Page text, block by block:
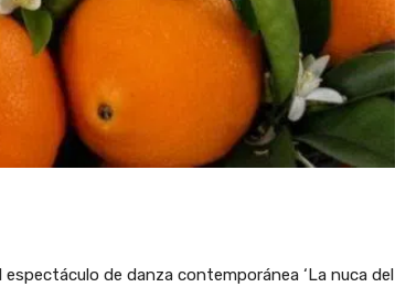
de danza contemporánea ‘La nuca del